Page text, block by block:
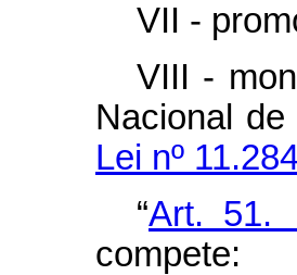
VII -
VIII -
Nacional
Lei nº
“Art.
compete: